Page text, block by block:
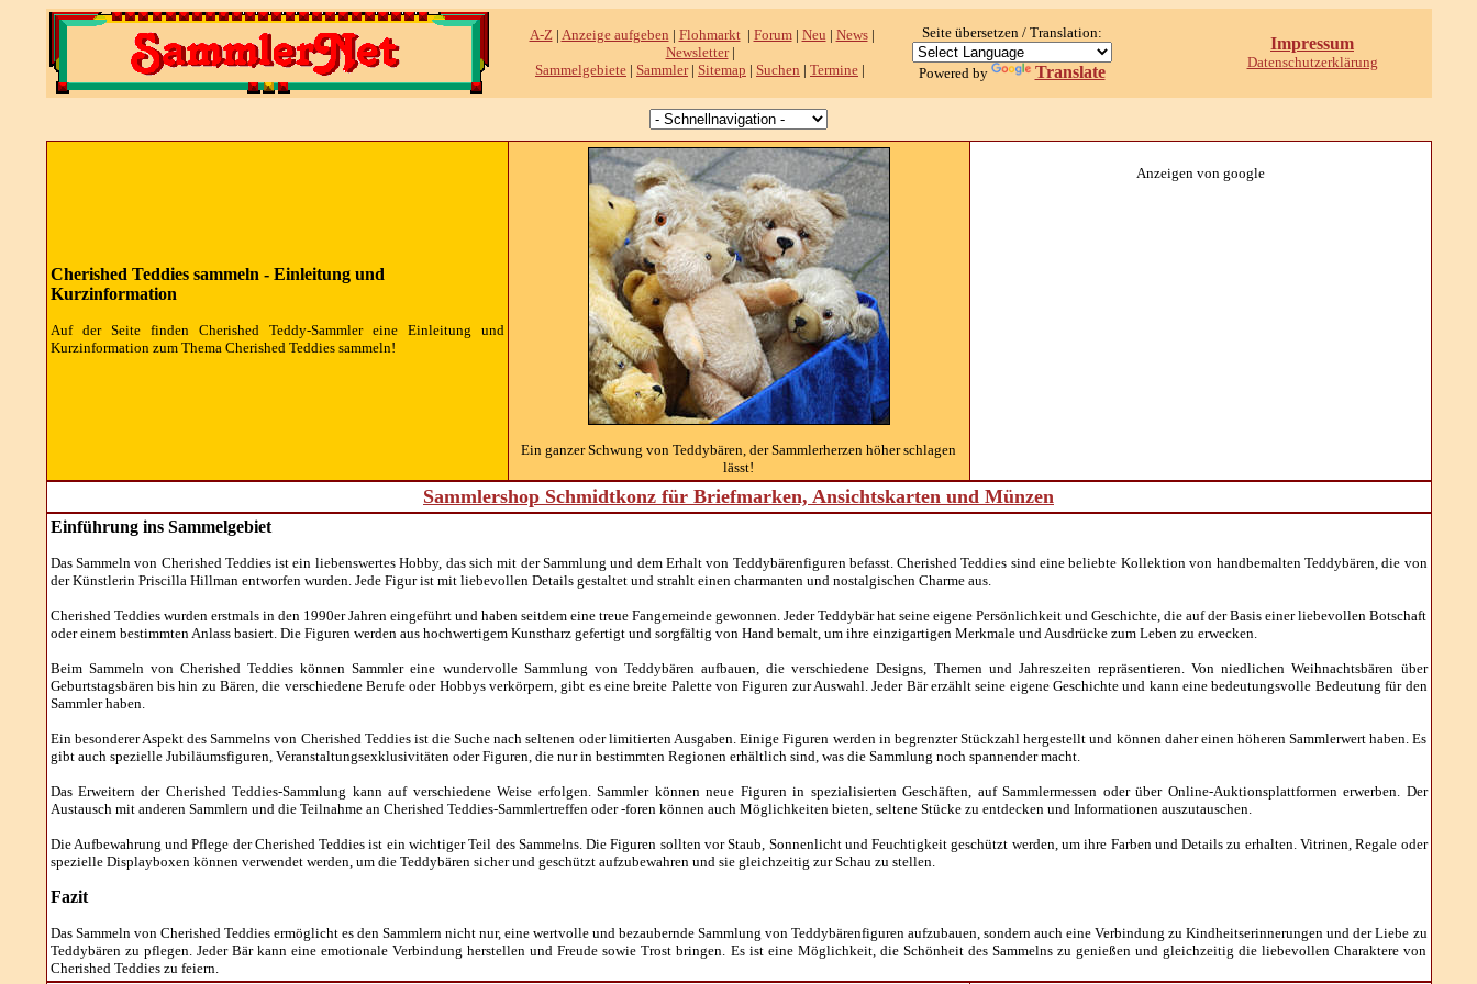
A-Z| Anzeige aufgeben | Flohmarkt| Forum| Neu | News|
Newsletter|
Sammelgebiete | Sammler| Sitemap | Suchen | Termine |
Seite übersetzen / Translation:
Powered by Translate
Impressum
Datenschutzerklärung
Cherished Teddies sammeln - Einleitung und
Kurzinformation
Auf der Seite finden Cherished Teddy-Sammler eine Einleitung und
Kurzinformation zum Thema Cherished Teddies sammeln!
Ein ganzer Schwung von Teddybären, der Sammlerherzen höher schlagen
lässt!
Anzeigen von google
Sammlershop Schmidtkonz für Briefmarken, Ansichtskarten und Münzen
Einführung ins Sammelgebiet
Das Sammeln von Cherished Teddies ist ein liebenswertes Hobby, das sich mit der Sammlung und dem Erhalt von Teddybärenfiguren befasst. Cherished Teddies sind eine beliebte Kollektion von handbemalten Teddybären, die von
der Künstlerin Priscilla Hillman entworfen wurden. Jede Figur ist mit liebevollen Details gestaltet und strahlt einen charmanten und nostalgischen Charme aus.
Cherished Teddies wurden erstmals in den 1990er Jahren eingeführt und haben seitdem eine treue Fangemeinde gewonnen. Jeder Teddybär hat seine eigene Persönlichkeit und Geschichte, die auf der Basis einer liebevollen Botschaft
oder einem bestimmten Anlass basiert. Die Figuren werden aus hochwertigem Kunstharz gefertigt und sorgfältig von Hand bemalt, um ihre einzigartigen Merkmale und Ausdrücke zum Leben zu erwecken.
Beim Sammeln von Cherished Teddies können Sammler eine wundervolle Sammlung von Teddybären aufbauen, die verschiedene Designs, Themen und Jahreszeiten repräsentieren. Von niedlichen Weihnachtsbären über
Geburtstagsbären bis hin zu Bären, die verschiedene Berufe oder Hobbys verkörpern, gibt es eine breite Palette von Figuren zur Auswahl. Jeder Bär erzählt seine eigene Geschichte und kann eine bedeutungsvolle Bedeutung für den
Sammler haben.
Ein besonderer Aspekt des Sammelns von Cherished Teddies ist die Suche nach seltenen oder limitierten Ausgaben. Einige Figuren werden in begrenzter Stückzahl hergestellt und können daher einen höheren Sammlerwert haben. Es
gibt auch spezielle Jubiläumsfiguren, Veranstaltungsexklusivitäten oder Figuren, die nur in bestimmten Regionen erhältlich sind, was die Sammlung noch spannender macht.
Das Erweitern der Cherished Teddies-Sammlung kann auf verschiedene Weise erfolgen. Sammler können neue Figuren in spezialisierten Geschäften, auf Sammlermessen oder über Online-Auktionsplattformen erwerben. Der
Austausch mit anderen Sammlern und die Teilnahme an Cherished Teddies-Sammlertreffen oder -foren können auch Möglichkeiten bieten, seltene Stücke zu entdecken und Informationen auszutauschen.
Die Aufbewahrung und Pflege der Cherished Teddies ist ein wichtiger Teil des Sammelns. Die Figuren sollten vor Staub, Sonnenlicht und Feuchtigkeit geschützt werden, um ihre Farben und Details zu erhalten. Vitrinen, Regale oder
spezielle Displayboxen können verwendet werden, um die Teddybären sicher und geschützt aufzubewahren und sie gleichzeitig zur Schau zu stellen.
Fazit
Das Sammeln von Cherished Teddies ermöglicht es den Sammlern nicht nur, eine wertvolle und bezaubernde Sammlung von Teddybärenfiguren aufzubauen, sondern auch eine Verbindung zu Kindheitserinnerungen und der Liebe zu
Teddybären zu pflegen. Jeder Bär kann eine emotionale Verbindung herstellen und Freude sowie Trost bringen. Es ist eine Möglichkeit, die Schönheit des Sammelns zu genießen und gleichzeitig die liebevollen Charaktere von
Cherished Teddies zu feiern.